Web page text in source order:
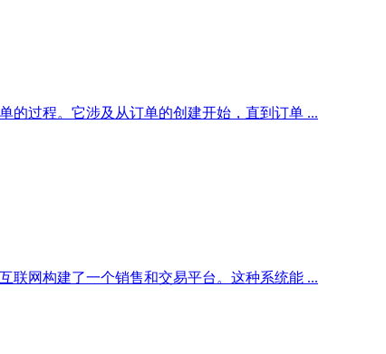
的过程。它涉及从订单的创建开始，直到订单 ...
联网构建了一个销售和交易平台。这种系统能 ...